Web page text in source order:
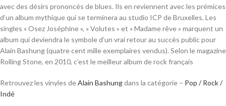
avec des désirs prononcés de blues. Ils en reviennent avec les prémices
d’un album mythique qui se terminera au studio ICP de Bruxelles. Les
singles « Osez Joséphine », « Volutes » et « Madame rêve » marquent un
album qui deviendra le symbole d’un vrai retour au succès public pour
Alain Bashung (quatre cent mille exemplaires vendus). Selon le magazine
Rolling Stone, en 2010, c’est le meilleur album de rock français
Retrouvez les vinyles deAlain Bashungdans la catégorie – Pop / Rock /
Indé